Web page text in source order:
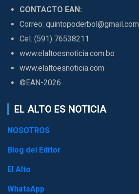
CONTACTO EAN:
Correo: quintopoderbol@gmail.com
Cel. (591) 76538211
www.elaltoesnoticia.com.bo
www.elaltoesnoticia.com
©EAN-2026
EL ALTO ES NOTICIA
NOSOTROS
Blog del Editor
El Alto
WhatsApp